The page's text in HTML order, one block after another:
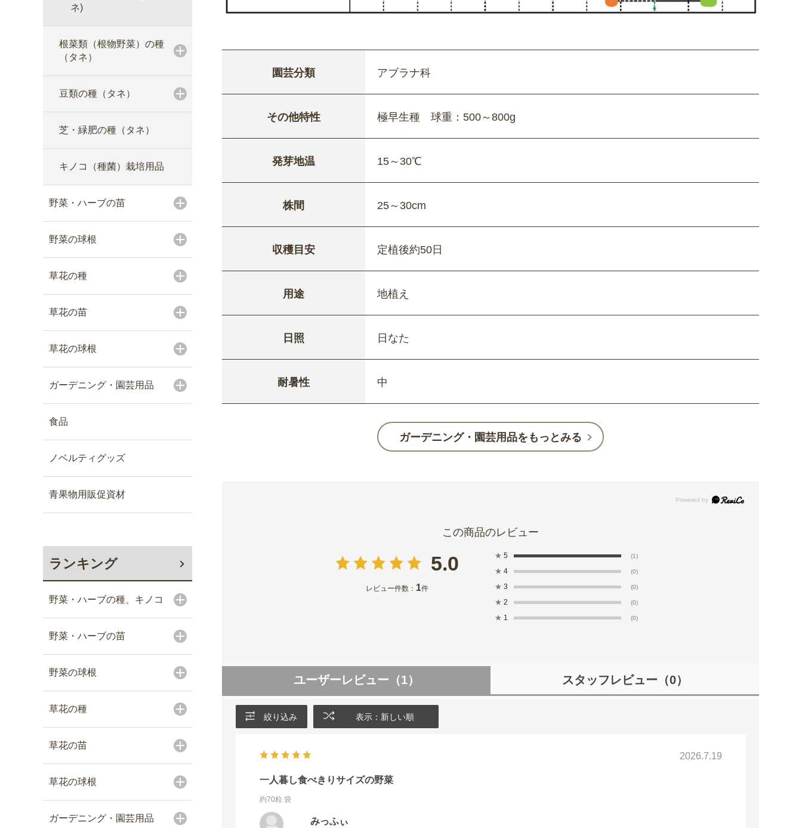
ネ)
根菜類（根物野菜）の種
（タネ）
豆類の種（タネ）
芝・緑肥の種（タネ）
キノコ（種菌）栽培用品
野菜・ハーブの苗
野菜の球根
草花の種
草花の苗
草花の球根
ガーデニング・園芸用品
食品
ノベルティグッズ
青果物用販促資材
ランキング
野菜・ハーブの種、キノコ
野菜・ハーブの苗
野菜の球根
草花の種
草花の苗
草花の球根
ガーデニング・園芸用品
園芸分類 アブラナ科
その他特性 極早生種 球重：500～800g
発芽地温 15～30℃
株間 25～30cm
収穫目安 定植後約50日
用途 地植え
日照 日なた
耐暑性 中
ガーデニング・園芸用品をもっとみる
5.0
レビュー件数： 1件
★ 5 (1)
★ 4 (0)
★ 3 (0)
★ 2 (0)
★ 1 (0)
ユーザーレビュー （1） スタッフレビュー （0）
絞り込み 表示：新しい順
2026.7.19
一人暮し食べきりサイズの野菜
約70粒 袋
みっふぃ